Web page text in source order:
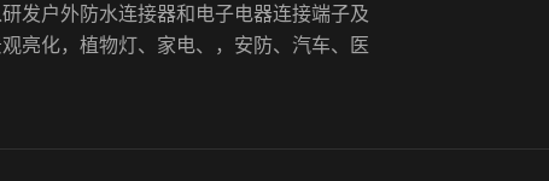
发户外防水连接器和电子电器连接端子及
亮化，植物灯、家电、，安防、汽车、医